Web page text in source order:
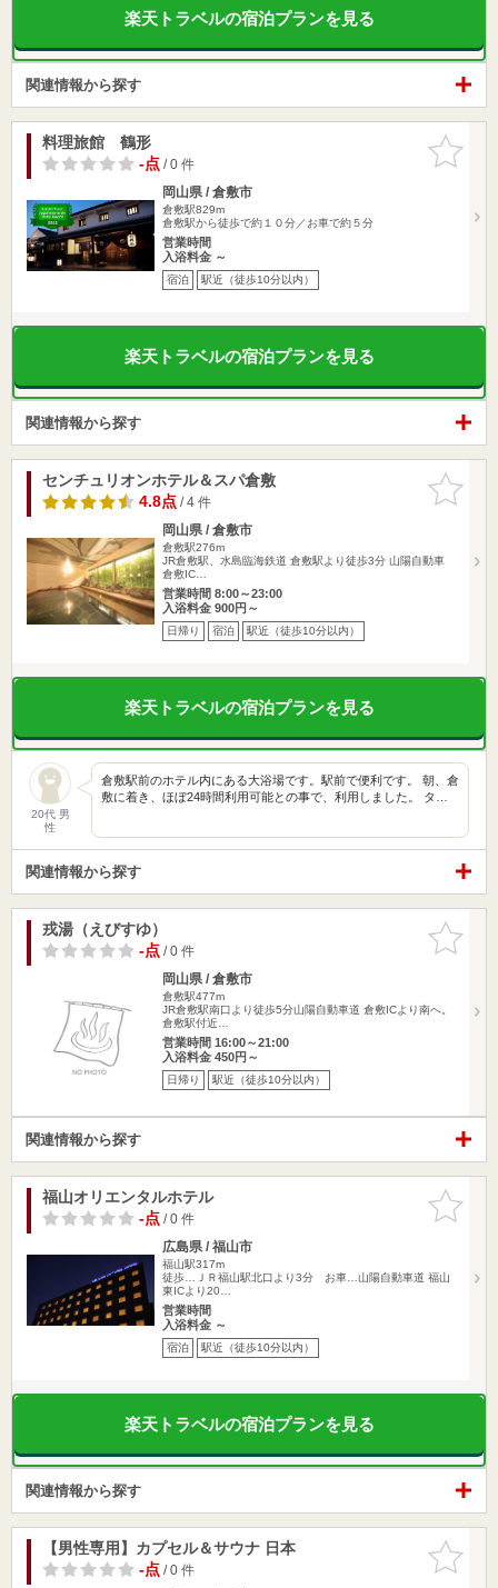
楽天トラベルの宿泊プランを見る
関連情報から探す
お気に入
りに追加
料理旅館 鶴形
-点/ 0 件
岡山県 / 倉敷市
倉敷駅829m
倉敷駅から徒歩で約１０分／お車で約５分
営業時間
入浴料金 ～
宿泊 駅近（徒歩10分以内）
楽天トラベルの宿泊プランを見る
関連情報から探す
お気に入
りに追加
センチュリオンホテル＆スパ倉敷
4.8点/ 4 件
岡山県 / 倉敷市
倉敷駅276m
JR倉敷駅、水島臨海鉄道 倉敷駅より徒歩3分 山陽自動車
倉敷IC…
営業時間 8:00～23:00
入浴料金 900円～
日帰り 宿泊 駅近（徒歩10分以内）
楽天トラベルの宿泊プランを見る
20代 男
性
倉敷駅前のホテル内にある大浴場です。駅前で便利です。 朝、倉
敷に着き、ほぼ24時間利用可能との事で、利用しました。 タ…
関連情報から探す
お気に入
りに追加
戎湯（えびすゆ）
-点/ 0 件
岡山県 / 倉敷市
倉敷駅477m
JR倉敷駅南口より徒歩5分山陽自動車道 倉敷ICより南へ。
倉敷駅付近…
営業時間 16:00～21:00
入浴料金 450円～
日帰り 駅近（徒歩10分以内）
関連情報から探す
お気に入
りに追加
福山オリエンタルホテル
-点/ 0 件
広島県 / 福山市
福山駅317m
徒歩…ＪＲ福山駅北口より3分 お車…山陽自動車道 福山
東ICより20…
営業時間
入浴料金 ～
宿泊 駅近（徒歩10分以内）
楽天トラベルの宿泊プランを見る
関連情報から探す
お気に入
りに追加
【男性専用】カプセル＆サウナ 日本
-点/ 0 件